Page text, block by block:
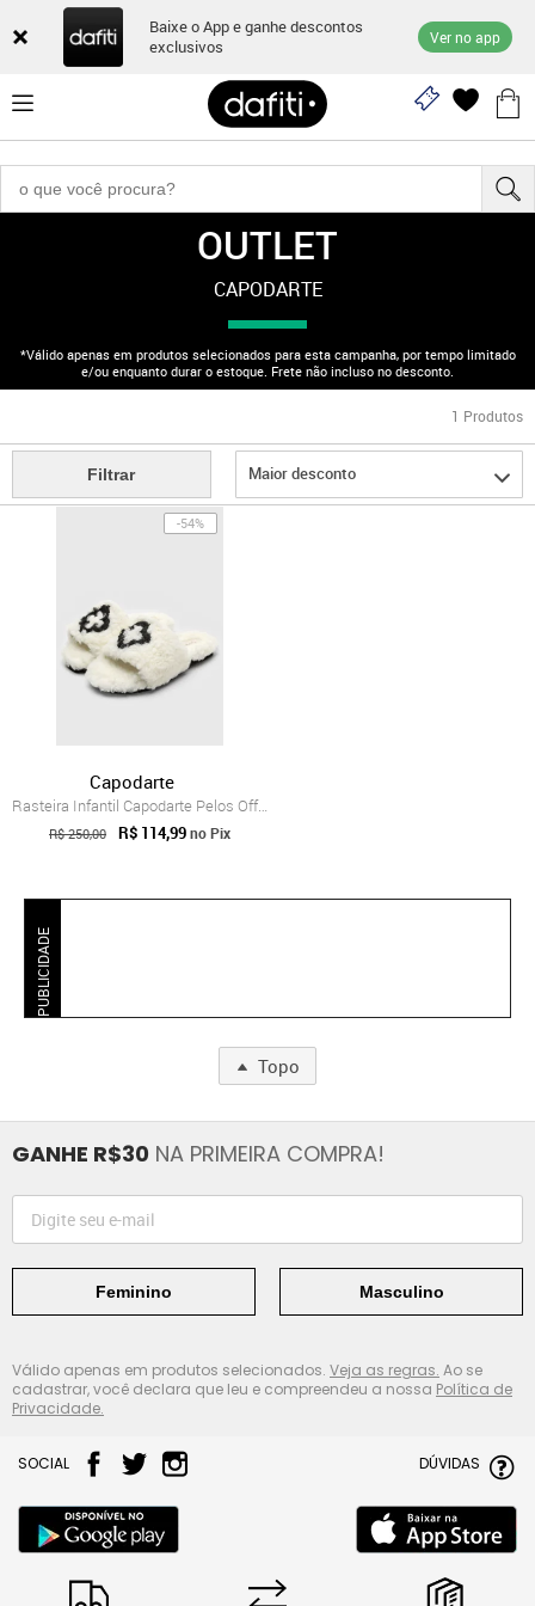
Baixe o App e ganhe descontos
exclusivos
Ver no app
OUTLET
CAPODARTE
*Válido apenas em produtos selecionados para esta campanha, por tempo limitado
e/ou enquanto durar o estoque. Frete não incluso no desconto.
1 Produtos
Filtrar Maior desconto
-54%
Capodarte
Rasteira Infantil Capodarte Pelos Off-White
R$ 250,00 R$ 114,99no Pix
PUBLICIDADE
Topo
GANHE R$30 NA PRIMEIRA COMPRA!
Feminino Masculino
Válido apenas em produtos selecionados. Veja as regras. Ao se
cadastrar, você declara que leu e compreendeu a nossa Política de
Privacidade.
SOCIAL DÚVIDAS